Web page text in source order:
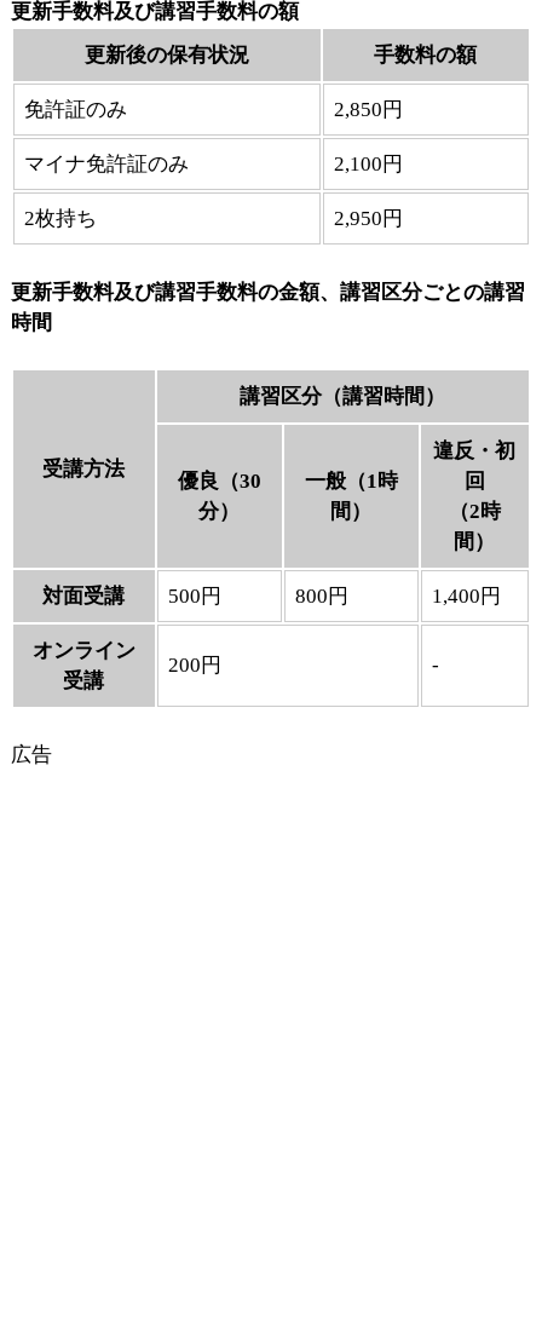
更新手数料及び講習手数料の額
更新後の保有状況
手数料の額
免許証のみ 2,850円
マイナ免許証のみ 2,100円
2枚持ち 2,950円
更新手数料及び講習手数料の金額、講習区分ごとの講習
時間
受講方法
講習区分（講習時間）
優良（30
分）
一般（1時
間）
違反・初
回
（2時
間）
対面受講 500円 800円 1,400円
オンライン
受講
200円 -
広告